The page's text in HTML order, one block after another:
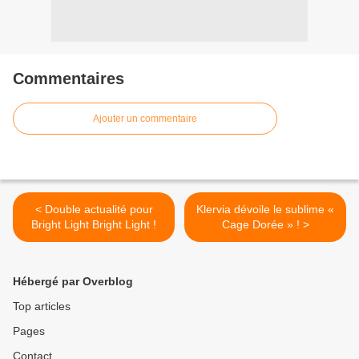
Commentaires
Ajouter un commentaire
< Double actualité pour
Bright Light Bright Light !
Klervia dévoile le sublime «
Cage Dorée » ! >
Hébergé par Overblog
Top articles
Pages
Contact